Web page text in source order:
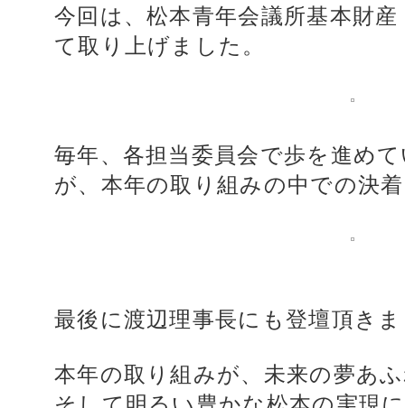
今回は、松本青年会議所基本財
て取り上げました。
毎年、各担当委員会で歩を進め
が、本年の取り組みの中での決
最後に渡辺理事長にも登壇頂き
本年の取り組みが、未来の夢あ